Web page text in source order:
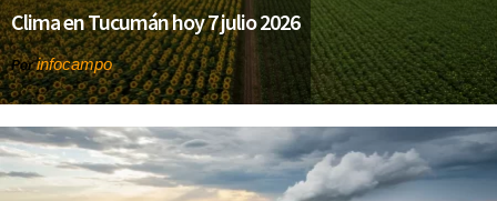
Clima en Tucumán hoy 7 julio 2026
Porinfocampo